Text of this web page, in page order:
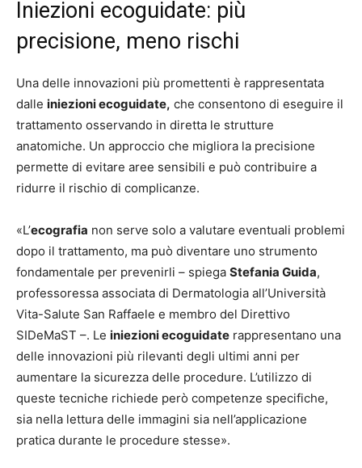
Iniezioni ecoguidate: più
precisione, meno rischi
Una delle innovazioni più promettenti è rappresentata
dalle iniezioni ecoguidate, che consentono di eseguire il
trattamento osservando in diretta le strutture
anatomiche. Un approccio che migliora la precisione
permette di evitare aree sensibili e può contribuire a
ridurre il rischio di complicanze.
«L’ecografia non serve solo a valutare eventuali problemi
dopo il trattamento, ma può diventare uno strumento
fondamentale per prevenirli – spiega Stefania Guida,
professoressa associata di Dermatologia all’Università
Vita-Salute San Raffaele e membro del Direttivo
SIDeMaST –. Le iniezioni ecoguidate rappresentano una
delle innovazioni più rilevanti degli ultimi anni per
aumentare la sicurezza delle procedure. L’utilizzo di
queste tecniche richiede però competenze specifiche,
sia nella lettura delle immagini sia nell’applicazione
pratica durante le procedure stesse».